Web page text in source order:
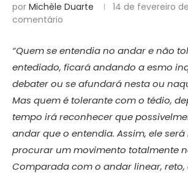
por Michèle Duarte 14 de fevereiro
comentário
“Quem se entendia no andar e não
entediado, ficará andando a esmo
debater ou se afundará nesta ou
Mas quem é tolerante com o tédio,
tempo irá reconhecer que
andar que o entendia. Assim, ele
procurar um movimento totalmente
Comparada com o andar linear,